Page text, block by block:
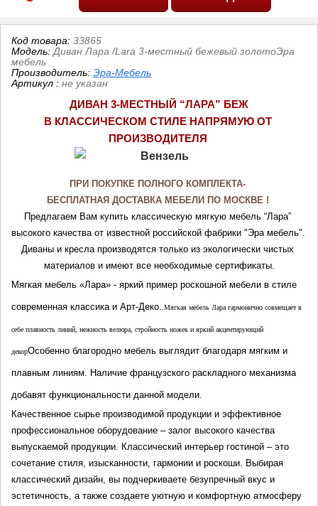
Код товара: 33865
Модель:Диван Лара /Lara 3-местный бежевый золотоЭра
мебель
Производитель: Эра-Мебель
Артикул : не указан
ДИВАН 3-МЕСТНЫЙ “ЛАРА” БЕЖ
В КЛАССИЧЕСКОМ СТИЛЕ НАПРЯМУЮ ОТ
ПРОИЗВОДИТЕЛЯ
ПРИ ПОКУПКЕ ПОЛНОГО КОМПЛЕКТА-
БЕСПЛАТНАЯ ДОСТАВКА МЕБЕЛИ ПО МОСКВЕ !
Предлагаем Вам купить классическую мягкую мебель “Лара”
высокого качества от известной российской фабрики "Эра мебель".
Диваны и кресла производятся только из экологически чистых
материалов и имеют все необходимые сертификаты.
Мягкая мебель «Лара» - яркий пример роскошной мебели в стиле
современная классика и Арт-Деко..Мягкая мебель Лара гармонично совмещает в
себе плавность линий, нежность велюра, стройность ножек и яркий акцентирующий
декорОсобенно благородно мебель выглядит благодаря мягким и
плавным линиям. Наличие французского раскладного механизма
добавят функциональности данной модели.
Качественное сырье производимой продукции и эффективное
профессиональное оборудование – залог высокого качества
выпускаемой продукции. Классический интерьер гостиной – это
сочетание стиля, изысканности, гармонии и роскоши. Выбирая
классический дизайн, вы подчеркиваете безупречный вкус и
эстетичность, а также создаете уютную и комфортную атмосферу